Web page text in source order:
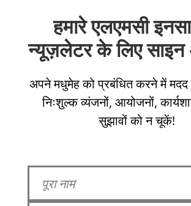
हमारे एलएमसी
न्यूज़लेटर के लिए
अपने मधुमेह को प्रबंधित करने में
निःशुल्क व्यंजनों, आयोजनों,
सुझावों को न चूकें!